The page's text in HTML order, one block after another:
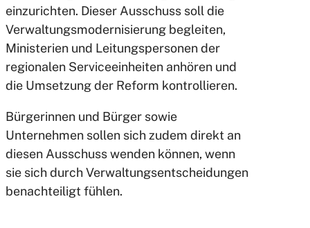
einzurichten. Dieser Ausschuss soll die
Verwaltungsmodernisierung begleiten,
Ministerien und Leitungspersonen der
regionalen Serviceeinheiten anhören und
die Umsetzung der Reform kontrollieren.
Bürgerinnen und Bürger sowie
Unternehmen sollen sich zudem direkt an
diesen Ausschuss wenden können, wenn
sie sich durch Verwaltungsentscheidungen
benachteiligt fühlen.